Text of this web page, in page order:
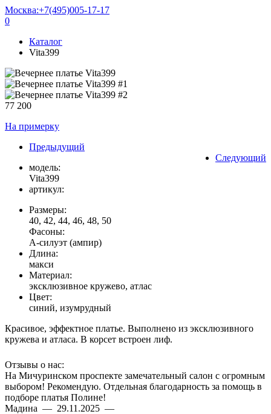
Москва:+7(495)005-17-17
0
Каталог
Vita399
77 200
На примерку
Предыдущий
Следующий
модель:
Vita399
артикул:
Размеры:
40, 42, 44, 46, 48, 50
Фасоны:
А-силуэт (ампир)
Длина:
макси
Материал:
эксклюзивное кружево, атлас
Цвет:
синий, изумрудный
Красивое, эффектное платье. Выполнено из эксклюзивного
кружева и атласа. В корсет встроен лиф.
Отзывы о нас:
На Мичуринском проспекте замечательный салон с огромным
выбором! Рекомендую. Отдельная благодарность за помощь в
подборе платья Полине!
Мадина — 29.11.2025 —